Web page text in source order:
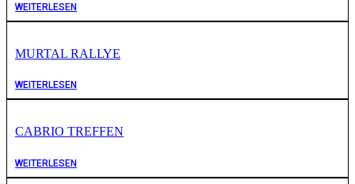
WEITERLESEN
MURTAL RALLYE
WEITERLESEN
CABRIO TREFFEN
WEITERLESEN